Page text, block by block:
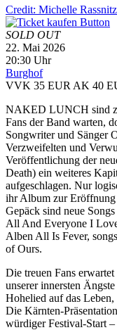
Credit: Michelle
SOLD OUT
22. Mai 2026
20:30 Uhr
Burghof
VVK 35 EUR AK 40
NAKED LUNCH sind
Fans der Band warten,
Songwriter und Sänger
Verzweifelten und
Veröffentlichung der
Death) ein weiteres
aufgeschlagen. Nur
ihr Album zur
Gepäck sind neue
All And Everyone I
Alben All Is Fever,
of Ours.
Die treuen Fans
unserer innersten
Hohelied auf das
Die Kärnten-
würdiger Festival-Start